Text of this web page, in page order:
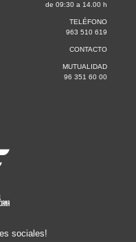
de 09:30 a 14.00 h
TELÉFONO
963 510 619
CONTACTO
MUTUALIDAD
96 351 60 00
sociales!